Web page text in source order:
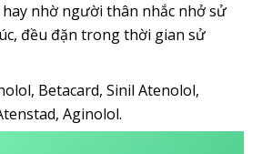
nhờ người thân nhắc nhở sử
đều đặn trong thời gian sử
Betacard, Sinil Atenolol,
Aginolol.